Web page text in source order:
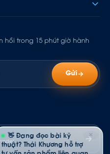
trong 15 phút giờ hành
Gửi
✕
👋 Đang đọc bài kỹ
thuật? Thái Khương hỗ trợ